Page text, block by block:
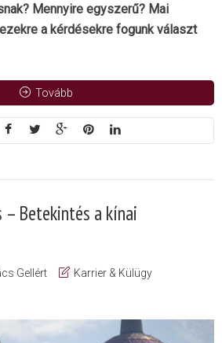
Mennyire egyszerű? Mai
a kérdésekre fogunk választ
Tovább
Betekintés a kínai
Gellért
Karrier & Külügy